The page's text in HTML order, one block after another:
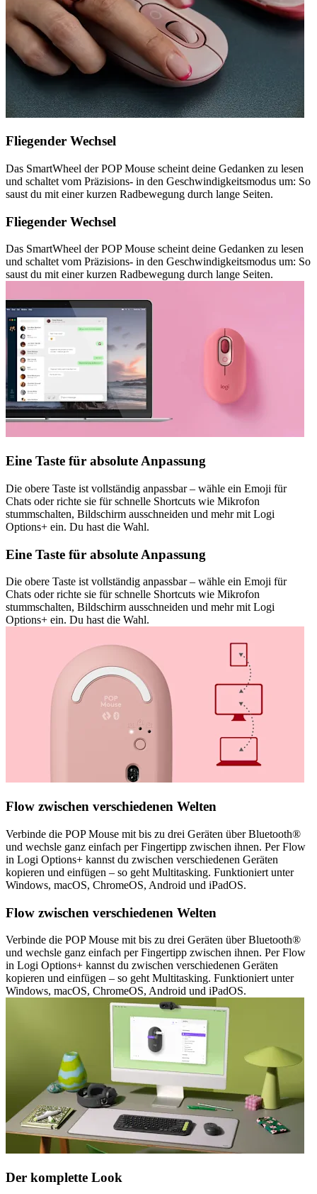
Fliegender Wechsel
Das SmartWheel der POP Mouse scheint deine Gedanken zu lesen
und schaltet vom Präzisions- in den Geschwindigkeitsmodus um: So
saust du mit einer kurzen Radbewegung durch lange Seiten.
Fliegender Wechsel
Das SmartWheel der POP Mouse scheint deine Gedanken zu lesen
und schaltet vom Präzisions- in den Geschwindigkeitsmodus um: So
saust du mit einer kurzen Radbewegung durch lange Seiten.
Eine Taste für absolute Anpassung
Die obere Taste ist vollständig anpassbar – wähle ein Emoji für
Chats oder richte sie für schnelle Shortcuts wie Mikrofon
stummschalten, Bildschirm ausschneiden und mehr mit Logi
Options+ ein. Du hast die Wahl.
Eine Taste für absolute Anpassung
Die obere Taste ist vollständig anpassbar – wähle ein Emoji für
Chats oder richte sie für schnelle Shortcuts wie Mikrofon
stummschalten, Bildschirm ausschneiden und mehr mit Logi
Options+ ein. Du hast die Wahl.
Flow zwischen verschiedenen Welten
Verbinde die POP Mouse mit bis zu drei Geräten über Bluetooth®
und wechsle ganz einfach per Fingertipp zwischen ihnen. Per Flow
in Logi Options+ kannst du zwischen verschiedenen Geräten
kopieren und einfügen – so geht Multitasking. Funktioniert unter
Windows, macOS, ChromeOS, Android und iPadOS.
Flow zwischen verschiedenen Welten
Verbinde die POP Mouse mit bis zu drei Geräten über Bluetooth®
und wechsle ganz einfach per Fingertipp zwischen ihnen. Per Flow
in Logi Options+ kannst du zwischen verschiedenen Geräten
kopieren und einfügen – so geht Multitasking. Funktioniert unter
Windows, macOS, ChromeOS, Android und iPadOS.
Der komplette Look